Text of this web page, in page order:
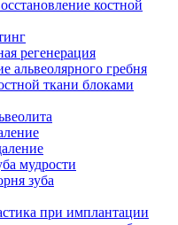
костной
регенерация
альвеолярного гребня
ткани блоками
мудрости
зуба
при имплантации